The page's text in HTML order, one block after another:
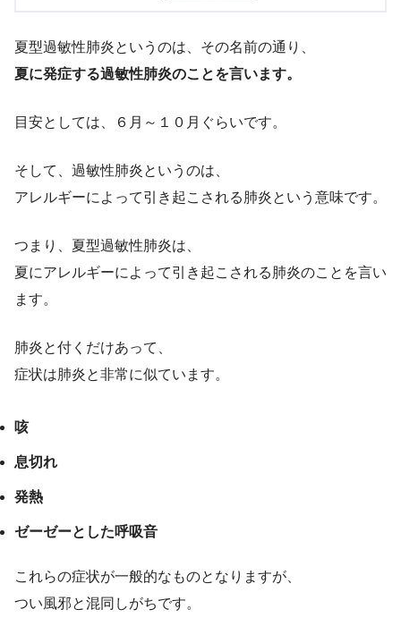
夏型過敏性肺炎というのは、その名前の通り、
夏に発症する過敏性肺炎のことを言います。
目安としては、６月～１０月ぐらいです。
そして、過敏性肺炎というのは、
アレルギーによって引き起こされる肺炎という意味です。
つまり、夏型過敏性肺炎は、
夏にアレルギーによって引き起こされる肺炎のことを言い
ます。
肺炎と付くだけあって、
症状は肺炎と非常に似ています。
咳
息切れ
発熱
ゼーゼーとした呼吸音
これらの症状が一般的なものとなりますが、
つい風邪と混同しがちです。